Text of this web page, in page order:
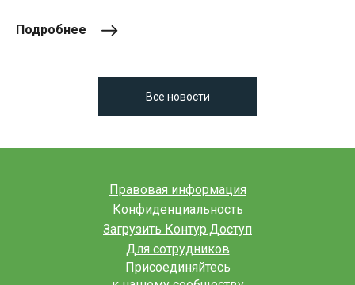
Подробнее
Все новости
Правовая информация
Конфиденциальность
Загрузить Контур.Доступ
Для сотрудников
Присоединяйтесь